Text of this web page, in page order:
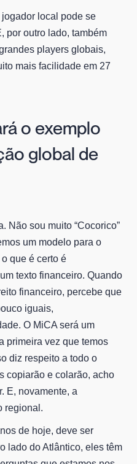
local pode se
por outro lado, também
players globais,
mais facilidade em 27
o exemplo
global de
Não sou muito “Cocorico”
um modelo para o
que é certo é
texto financeiro. Quando
financeiro, percebe que
iguais,
O MiCA será um
primeira vez que temos
diz respeito a todo o
copiarão e colarão, acho
E, novamente, a
regional.
de hoje, deve ser
lado do Atlântico, eles têm